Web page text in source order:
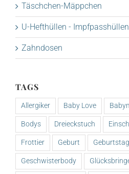
Täschchen-Mäppchen
U-Hefthüllen - Impfpasshüllen
Zahndosen
TAGS
Allergiker Baby Love
Bodys Dreieckstuch
Frottier Geburt
Geschwisterbody